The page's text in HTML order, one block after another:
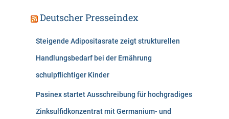
Deutscher Presseindex
Steigende Adipositasrate zeigt strukturellen
Handlungsbedarf bei der Ernährung
schulpflichtiger Kinder
Pasinex startet Ausschreibung für hochgradiges
Zinksulfidkonzentrat mit Germanium- und